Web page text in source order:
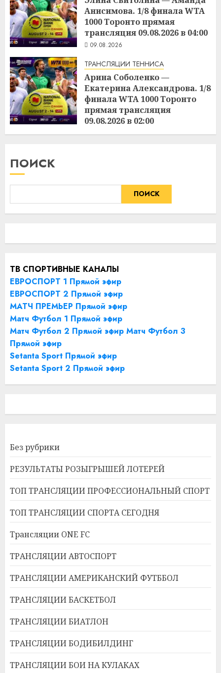
Анисимова. 1/8 финала WTA
1000 Торонто прямая
трансляция 09.08.2026 в 04:00
09.08.2026
ТРАНСЛЯЦИИ ТЕННИСА
Арина Соболенко —
Екатерина Александрова. 1/8
финала WTA 1000 Торонто
прямая трансляция
09.08.2026 в 02:00
09.08.2026
ПОИСК
ПОИСК
ТВ СПОРТИВНЫЕ КАНАЛЫ
ЕВРОСПОРТ 1 Прямой эфир
ЕВРОСПОРТ 2 Прямой эфир
МАТЧ ПРЕМЬЕР Прямой эфир
Матч Футбол 1 Прямой эфир
Матч Футбол 2 Прямой эфир Матч Футбол 3
Прямой эфир
Setanta Sport Прямой эфир
Setanta Sport 2 Прямой эфир
Без рубрики
РЕЗУЛЬТАТЫ РОЗЫГРЫШЕЙ ЛОТЕРЕЙ
ТОП ТРАНСЛЯЦИИ ПРОФЕССИОНАЛЬНЫЙ СПОРТ
ТОП ТРАНСЛЯЦИИ СПОРТА СЕГОДНЯ
Трансляции ONE FC
ТРАНСЛЯЦИИ АВТОСПОРТ
ТРАНСЛЯЦИИ АМЕРИКАНСКИЙ ФУТББОЛ
ТРАНСЛЯЦИИ БАСКЕТБОЛ
ТРАНСЛЯЦИИ БИАТЛОН
ТРАНСЛЯЦИИ БОДИБИЛДИНГ
ТРАНСЛЯЦИИ БОИ НА КУЛАКАХ